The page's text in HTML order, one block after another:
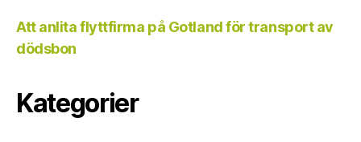
Att anlita flyttfirma på Gotland för transport av
dödsbon
Kategorier